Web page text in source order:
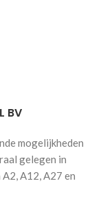
BV
mogelijkheden
gelegen in
A12, A27 en